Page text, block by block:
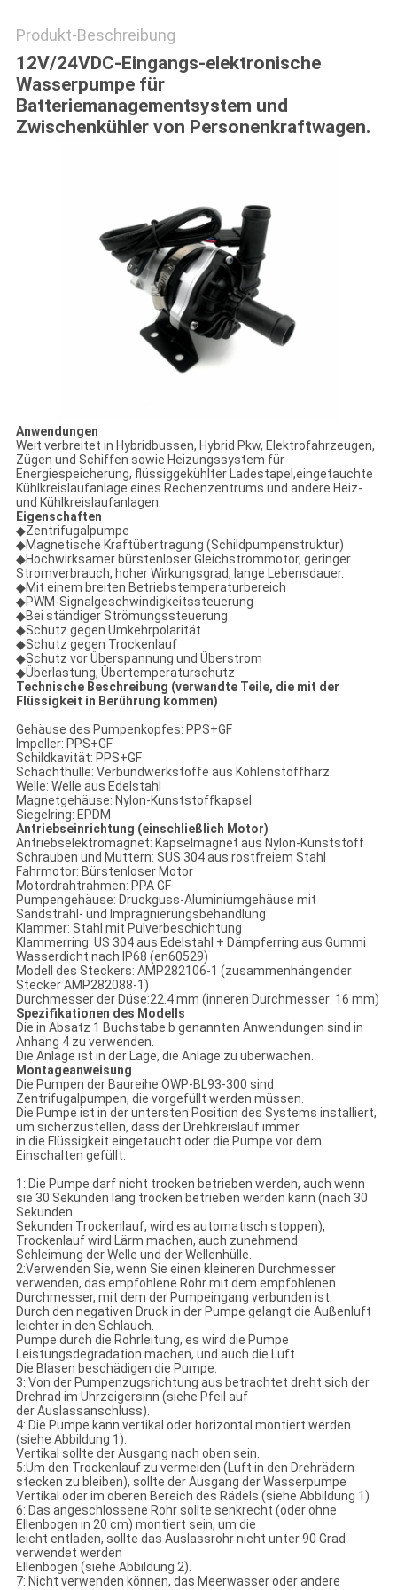
Produkt-Beschreibung
12V/24VDC-Eingangs-elektronische
Wasserpumpe für
Batteriemanagementsystem und
Zwischenkühler von Personenkraftwagen.
Anwendungen
Weit verbreitet in Hybridbussen, Hybrid Pkw, Elektrofahrzeugen,
Zügen und Schiffen sowie Heizungssystem für
Energiespeicherung, flüssiggekühlter Ladestapel,eingetauchte
Kühlkreislaufanlage eines Rechenzentrums und andere Heiz-
und Kühlkreislaufanlagen.
Eigenschaften
◆Zentrifugalpumpe
◆Magnetische Kraftübertragung (Schildpumpenstruktur)
◆Hochwirksamer bürstenloser Gleichstrommotor, geringer
Stromverbrauch, hoher Wirkungsgrad, lange Lebensdauer.
◆Mit einem breiten Betriebstemperaturbereich
◆PWM-Signalgeschwindigkeitssteuerung
◆Bei ständiger Strömungssteuerung
◆Schutz gegen Umkehrpolarität
◆Schutz gegen Trockenlauf
◆Schutz vor Überspannung und Überstrom
◆Überlastung, Übertemperaturschutz
Technische Beschreibung (verwandte Teile, die mit der
Flüssigkeit in Berührung kommen)
Gehäuse des Pumpenkopfes: PPS+GF
Impeller: PPS+GF
Schildkavität: PPS+GF
Schachthülle: Verbundwerkstoffe aus Kohlenstoffharz
Welle: Welle aus Edelstahl
Magnetgehäuse: Nylon-Kunststoffkapsel
Siegelring: EPDM
Antriebseinrichtung (einschließlich Motor)
Antriebselektromagnet: Kapselmagnet aus Nylon-Kunststoff
Schrauben und Muttern: SUS 304 aus rostfreiem Stahl
Fahrmotor: Bürstenloser Motor
Motordrahtrahmen: PPA GF
Pumpengehäuse: Druckguss-Aluminiumgehäuse mit
Sandstrahl- und Imprägnierungsbehandlung
Klammer: Stahl mit Pulverbeschichtung
Klammerring: US 304 aus Edelstahl + Dämpferring aus Gummi
Wasserdicht nach IP68 (en60529)
Modell des Steckers: AMP282106-1 (zusammenhängender
Stecker AMP282088-1)
Durchmesser der Düse:22.4 mm (inneren Durchmesser: 16 mm)
Spezifikationen des Modells
Die in Absatz 1 Buchstabe b genannten Anwendungen sind in
Anhang 4 zu verwenden.
Die Anlage ist in der Lage, die Anlage zu überwachen.
Montageanweisung
Die Pumpen der Baureihe OWP-BL93-300 sind
Zentrifugalpumpen, die vorgefüllt werden müssen.
Die Pumpe ist in der untersten Position des Systems installiert,
um sicherzustellen, dass der Drehkreislauf immer
in die Flüssigkeit eingetaucht oder die Pumpe vor dem
Einschalten gefüllt.
1: Die Pumpe darf nicht trocken betrieben werden, auch wenn
sie 30 Sekunden lang trocken betrieben werden kann (nach 30
Sekunden
Sekunden Trockenlauf, wird es automatisch stoppen),
Trockenlauf wird Lärm machen, auch zunehmend
Schleimung der Welle und der Wellenhülle.
2:Verwenden Sie, wenn Sie einen kleineren Durchmesser
verwenden, das empfohlene Rohr mit dem empfohlenen
Durchmesser, mit dem der Pumpeingang verbunden ist.
Durch den negativen Druck in der Pumpe gelangt die Außenluft
leichter in den Schlauch.
Pumpe durch die Rohrleitung, es wird die Pumpe
Leistungsdegradation machen, und auch die Luft
Die Blasen beschädigen die Pumpe.
3: Von der Pumpenzugsrichtung aus betrachtet dreht sich der
Drehrad im Uhrzeigersinn (siehe Pfeil auf
der Auslassanschluss).
4: Die Pumpe kann vertikal oder horizontal montiert werden
(siehe Abbildung 1).
Vertikal sollte der Ausgang nach oben sein.
5:Um den Trockenlauf zu vermeiden (Luft in den Drehrädern
stecken zu bleiben), sollte der Ausgang der Wasserpumpe
Vertikal oder im oberen Bereich des Rädels (siehe Abbildung 1)
6: Das angeschlossene Rohr sollte senkrecht (oder ohne
Ellenbogen in 20 cm) montiert sein, um die
leicht entladen, sollte das Auslassrohr nicht unter 90 Grad
verwendet werden
Ellenbogen (siehe Abbildung 2).
7: Nicht verwenden können, das Meerwasser oder andere